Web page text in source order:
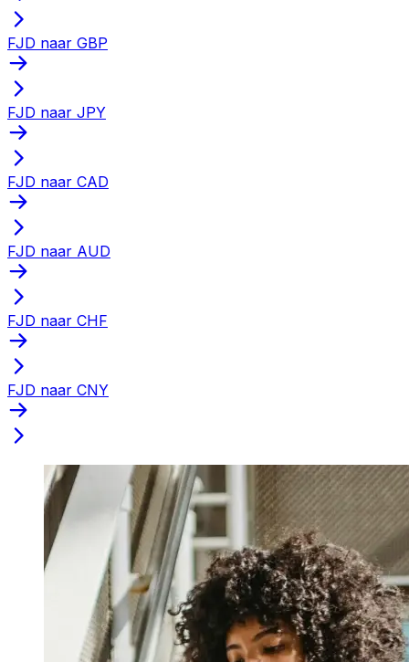
FJD naar GBP
FJD naar JPY
FJD naar CAD
FJD naar AUD
FJD naar CHF
FJD naar CNY